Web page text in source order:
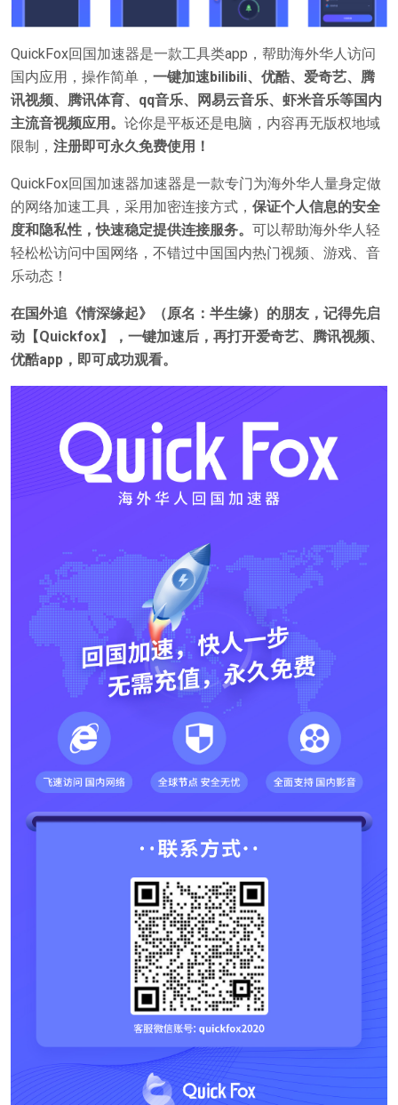
QuickFox回国加速器是一款工具类app，帮助海外华人访问
国内应用，操作简单， 一键加速bilibili、优酷、爱奇艺、腾
讯视频、腾讯体育、qq音乐、网易云音乐、虾米音乐等国内
主流音视频应用。 论你是平板还是电脑，内容再无版权地域
限制， 注册即可永久免费使用！
QuickFox回国加速器加速器是一款专门为海外华人量身定做
的网络加速工具，采用加密连接方式， 保证个人信息的安全
度和隐私性，快速稳定提供连接服务。 可以帮助海外华人轻
轻松松访问中国网络，不错过中国国内热门视频、游戏、音
乐动态！
在国外追《情深缘起》（原名：半生缘）的朋友，记得先启
动【Quickfox】，一键加速后，再打开爱奇艺、腾讯视频、
优酷app，即可成功观看。